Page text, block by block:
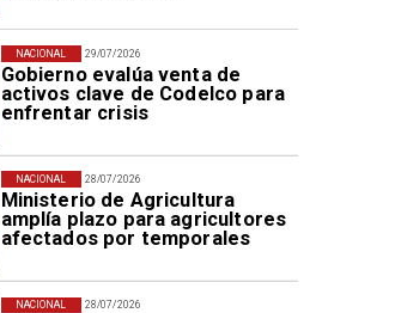
29/07/2026
Gobierno evalúa venta de
activos clave de Codelco para
enfrentar crisis
NACIONAL
28/07/2026
Ministerio de Agricultura
amplía plazo para agricultores
afectados por temporales
NACIONAL
28/07/2026
NACIONAL